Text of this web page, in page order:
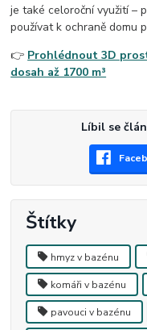
je také celoroční využití –
používat k ochraně domu
👉 Prohlédnout 3D
dosah až 1700 m³
Líbil se
Štítky
hmyz v bazénu
komáři v bazénu
pavouci v bazénu